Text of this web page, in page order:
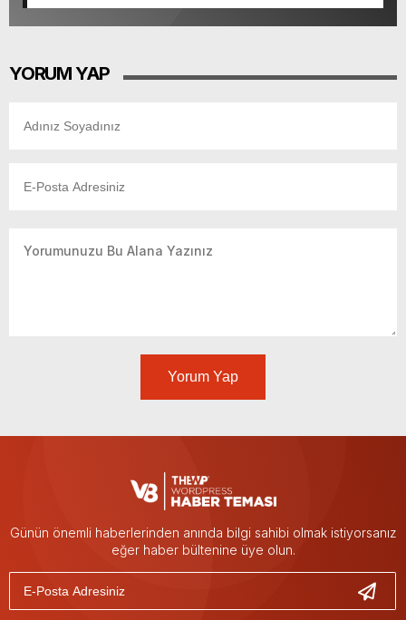
YORUM YAP
Yorum Yap
Günün önemli haberlerinden anında bilgi sahibi olmak istiyorsanız
eğer haber bültenine üye olun.